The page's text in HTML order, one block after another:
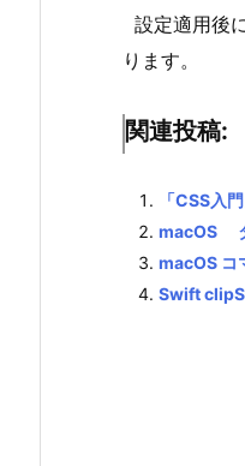
設定適用後
ります。
関連投稿:
「CSS入
macOS タ
macOS コ
Swift